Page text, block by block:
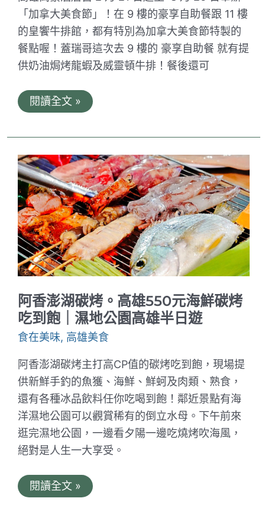
愛
吃
「加拿大美食節」！在 9 樓的豪享自助餐跟 11 樓
的皇饗牛排館，都有特別為加拿大美食節特製的
餐點喔！蓋瑞哥這次去 9 樓的 豪享自助餐 就有提
供奶油焗烤龍蝦及威靈頓牛排！餐後還可
高
雄
店
豪
享
自
助
餐
廳
｜
各
式
異
國
食
料
理
｜
加
拿
大
美
食
節
加
碼
威
靈
頓
牛
及
焗
烤
閱讀全文 »
阿香澎湖碳烤。高雄550元海鮮碳烤
吃到飽｜濕地公園高雄半日遊
食在美味, 高雄美食
阿香澎湖碳烤主打高CP值的碳烤吃到飽，現場提
供新鮮手釣的魚獲、海鮮、鮮蚵及肉類、熟食，
還有各種冰品飲料任你吃喝到飽！鄰近景點有海
洋濕地公園可以觀賞稀有的倒立水母。下午前來
逛完濕地公園，一邊看夕陽一邊吃燒烤吹海風，
絕對是人生一大享受。
阿
香
閱讀全文 »